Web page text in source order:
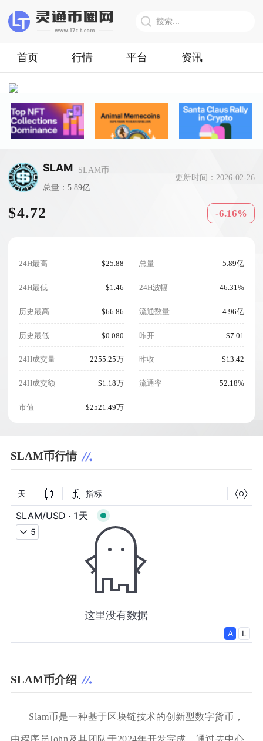
首页 行情 平台 资讯
SLAM
SLAM币
总量：5.89亿
更新时间：2026-02-26
$4.72 -6.16%
24H最高 $25.88
24H最低 $1.46
历史最高 $66.86
历史最低 $0.080
24H成交量 2255.25万
24H成交额 $1.18万
市值 $2521.49万
总量 5.89亿
24H波幅 46.31%
流通数量 4.96亿
昨开 $7.01
昨收 $13.42
流通率 52.18%
SLAM币行情
SLAM币介绍
Slam币是一种基于区块链技术的创新型数字货币，
由程序员John及其团队于2024年开发完成，通过去中心